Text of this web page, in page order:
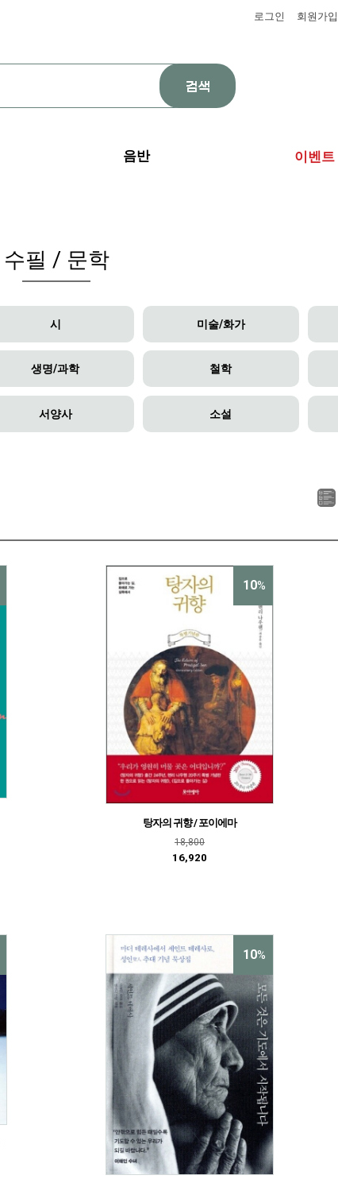
로그인 회원가입
음반 이벤트
수필 / 문학
시 미술/화가
생명/과학 철학
서양사 소설
10%
탕자의 귀향 / 포이에마
18,800
16,920
10%